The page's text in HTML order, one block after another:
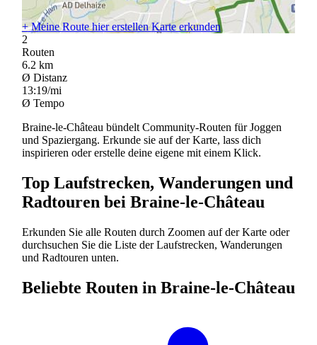
+Meine Route hier erstellenKarte erkunden
2
Routen
6.2 km
Ø Distanz
13:19/mi
Ø Tempo
Braine-le-Château bündelt Community-Routen für Joggen
und Spaziergang. Erkunde sie auf der Karte, lass dich
inspirieren oder erstelle deine eigene mit einem Klick.
Top Laufstrecken, Wanderungen und
Radtouren bei Braine-le-Château
Erkunden Sie alle Routen durch Zoomen auf der Karte oder
durchsuchen Sie die Liste der Laufstrecken, Wanderungen
und Radtouren unten.
Beliebte Routen in Braine-le-Château